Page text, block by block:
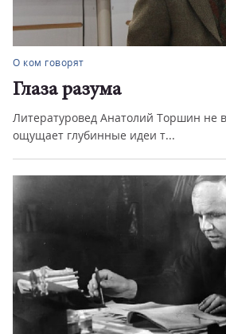
О ком говорят
Глаза разума
Литературовед Анатолий Торшин не
ощущает глубинные идеи т...